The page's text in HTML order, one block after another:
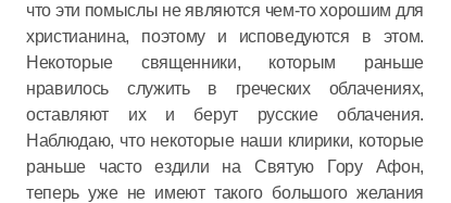
что эти помыслы не являются чем-то хорошим для
христианина, поэтому и исповедуются в этом.
Некоторые священники, которым раньше
нравилось служить в греческих облачениях,
оставляют их и берут русские облачения.
Наблюдаю, что некоторые наши клирики, которые
раньше часто ездили на Святую Гору Афон,
теперь уже не имеют такого большого желания